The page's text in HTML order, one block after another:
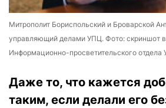
Митрополит Бориспольский и Броварской
управляющий делами УПЦ. Фото: скриншот
Информационно-просветительского отдела
Даже то, что кажется
таким, если делали его